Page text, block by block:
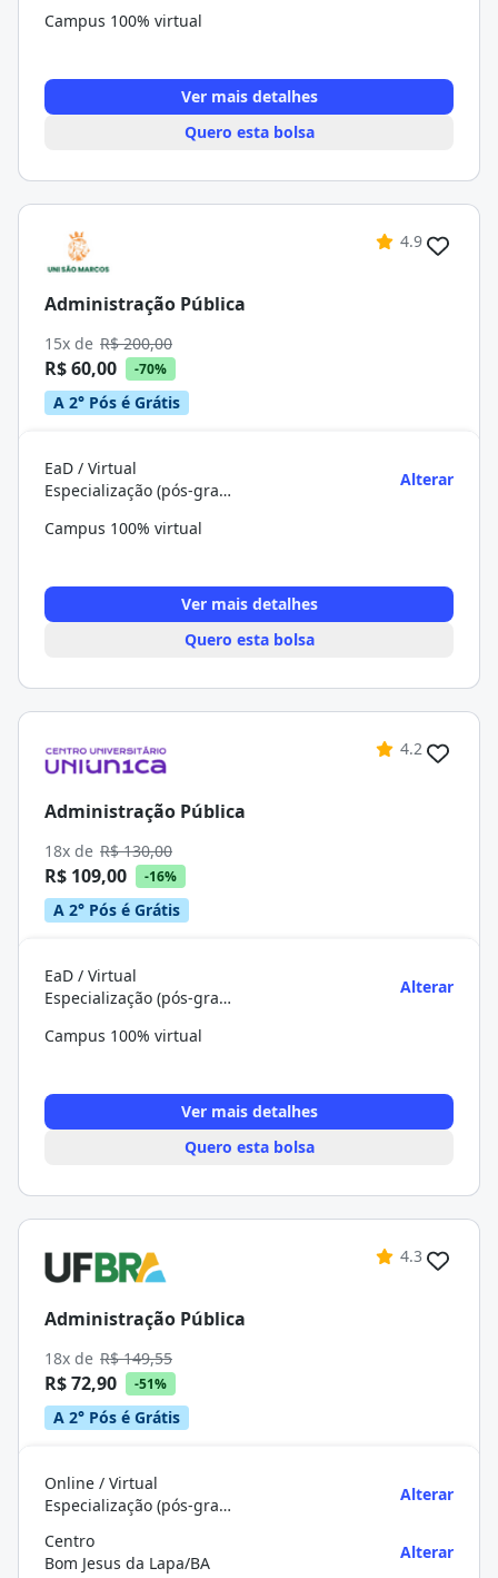
Campus 100% virtual
Ver mais detalhes
Quero esta bolsa
4.9
Administração Pública
15x de R$ 200,00
R$ 60,00 -70%
A 2° Pós é Grátis
EaD / Virtual
Especialização (pós-graduação)
Alterar
Campus 100% virtual
Ver mais detalhes
Quero esta bolsa
4.2
Administração Pública
18x de R$ 130,00
R$ 109,00 -16%
A 2° Pós é Grátis
EaD / Virtual
Especialização (pós-graduação)
Alterar
Campus 100% virtual
Ver mais detalhes
Quero esta bolsa
4.3
Administração Pública
18x de R$ 149,55
R$ 72,90 -51%
A 2° Pós é Grátis
Online / Virtual
Especialização (pós-graduação)
Alterar
Centro
Bom Jesus da Lapa/BA
Alterar